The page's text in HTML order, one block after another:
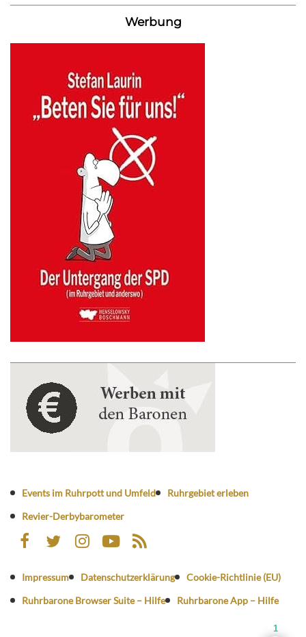
Werbung
Events im Ruhrpott und Umfeld
Ruhrgebiet erleben
Revier-Derbybarometer
Impressum Datenschutzerklärung
Cookie-Richtlinie (EU)
Ruhrbarone Browser Suite – Hilfe
Ruhrbarone App – Hilfe
1